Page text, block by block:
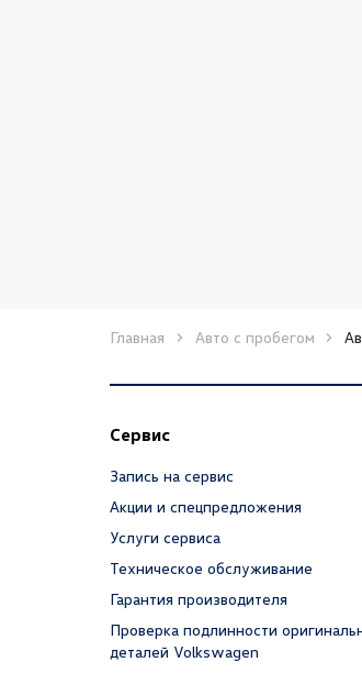
Главная Авто с пробегом
Сервис
Запись на сервис
Акции и спецпредложения
Услуги сервиса
Техническое обслуживание
Гарантия производителя
Проверка подлинности
деталей Volkswagen